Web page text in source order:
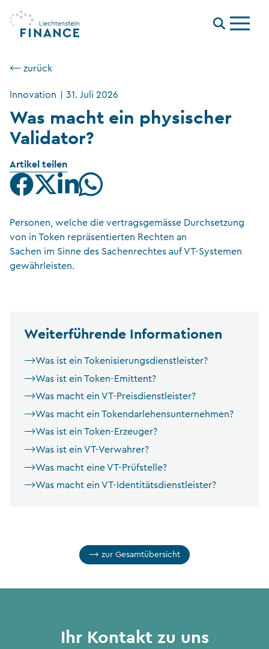
Menu
⟵ zurück
Innovation 31. Juli 2026
Was macht ein physischer
Validator?
Artikel teilen
Personen, welche die vertragsgemässe Durchsetzung
von in Token repräsentierten Rechten an
Sachen im Sinne des Sachenrechtes auf VT-Systemen
gewährleisten.
Weiterführende Informationen
Was ist ein Tokenisierungsdienstleister?
Was ist ein Token-Emittent?
Was macht ein VT-Preisdienstleister?
Was macht ein Tokendarlehensunternehmen?
Was ist ein Token-Erzeuger?
Was ist ein VT-Verwahrer?
Was macht eine VT-Prüfstelle?
Was macht ein VT-Identitätsdienstleister?
zur Gesamtübersicht
Ihr Kontakt zu uns